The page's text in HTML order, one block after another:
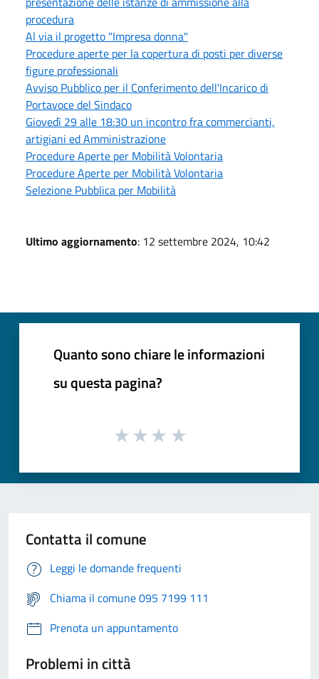
procedura
Al via il progetto "Impresa donna"
Procedure aperte per la copertura di posti per diverse
figure professionali
Avviso Pubblico per il Conferimento dell'Incarico di
Portavoce del Sindaco
Giovedì 29 alle 18:30 un incontro fra commercianti,
artigiani ed Amministrazione
Procedure Aperte per Mobilità Volontaria
Procedure Aperte per Mobilità Volontaria
Selezione Pubblica per Mobilità
Ultimo aggiornamento: 12 settembre 2024, 10:42
Quanto sono chiare le informazioni
su questa pagina?
Contatta il comune
Leggi le domande frequenti
Chiama il comune 095 7199 111
Prenota un appuntamento
Problemi in città